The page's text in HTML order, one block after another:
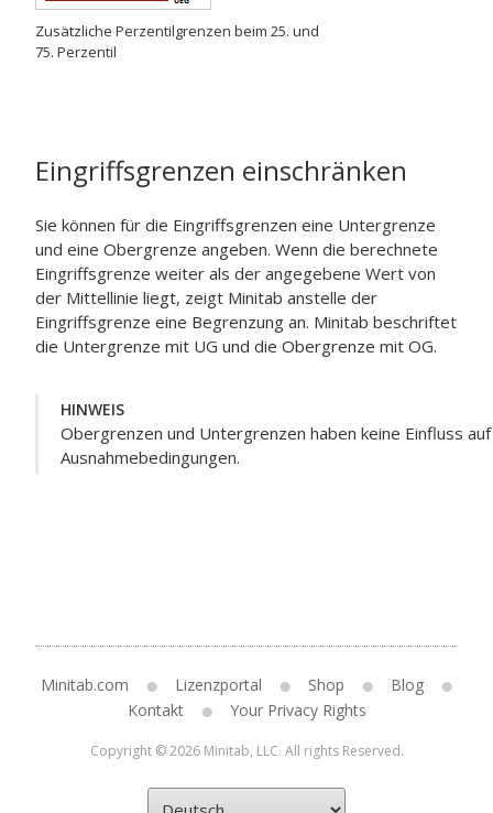
Zusätzliche Perzentilgrenzen beim 25. und
75. Perzentil
Eingriffsgrenzen einschränken
Sie können für die Eingriffsgrenzen eine Untergrenze
und eine Obergrenze angeben. Wenn die berechnete
Eingriffsgrenze weiter als der angegebene Wert von
der Mittellinie liegt, zeigt Minitab anstelle der
Eingriffsgrenze eine Begrenzung an. Minitab beschriftet
die Untergrenze mit UG und die Obergrenze mit OG.
HINWEIS
Obergrenzen und Untergrenzen haben keine Einfluss
Ausnahmebedingungen.
Minitab.com Lizenzportal Shop
Blog
Kontakt
Your Privacy Rights
Copyright © 2026 Minitab, LLC. All rights Reserved.